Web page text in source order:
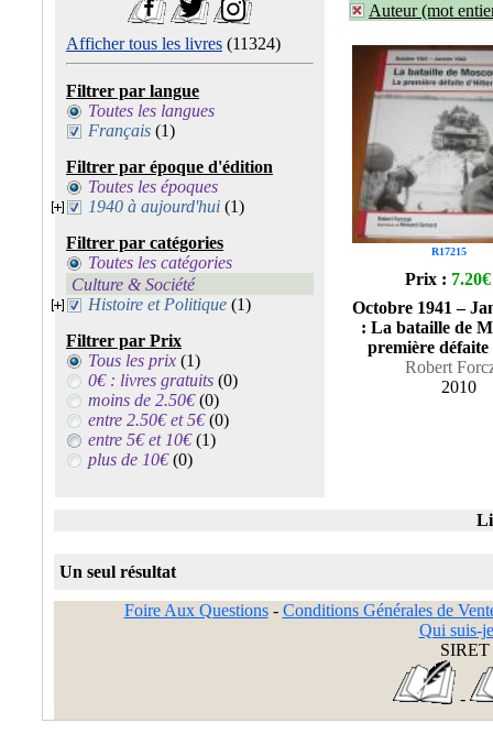
Afficher tous les livres (11324)
Filtrer par langue
Toutes les langues
Français (1)
Filtrer par époque d'édition
Toutes les époques
1940 à aujourd'hui (1)
Filtrer par catégories
Toutes les catégories
Culture & Société
Histoire et Politique (1)
Filtrer par Prix
Tous les prix (1)
0€ : livres gratuits (0)
moins de 2.50€(0)
entre 2.50€ et 5€(0)
entre 5€ et 10€(1)
plus de 10€(0)
Auteur (mot
R17215
Prix : 7.20€
Octobre 1941 –
: La bataille de
première défaite
Robert
2010
Un seul résultat
Foire Aux Questions- Conditions Générales de
Qui suis-
SIRET
-